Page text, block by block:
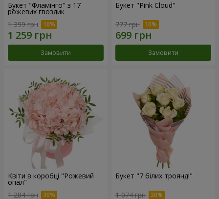
Букет "Фламінго" з 17
рожевих гвоздик
1 399 грн
Замовити
Букет "Pink Cloud"
777 грн
Замовити
Квіти в коробці "Рожевий
опал"
1 284 грн
Букет "7 білих троянд!"
1 074 грн